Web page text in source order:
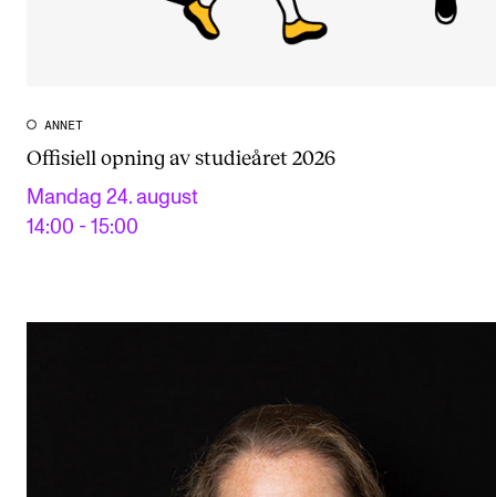
ANNET
Offisiell opning av studieåret 2026
Mandag 24. august
14:00 - 15:00